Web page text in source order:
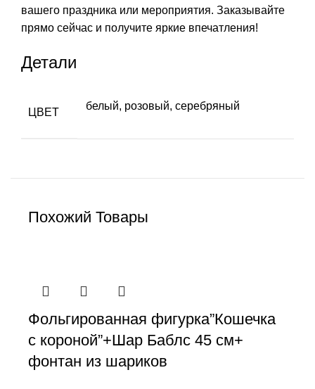
вашего праздника или мероприятия. Заказывайте
прямо сейчас и получите яркие впечатления!
Детали
ЦВЕТ
белый, розовый, серебряный
Похожий Товары
Фольгированная фигурка”Кошечка
с короной”+Шар Баблс 45 см+
фонтан из шариков